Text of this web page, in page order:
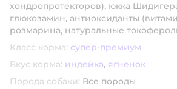
хондропротекторов), юкка
глюкозамин, антиоксиданты
розмарина, натуральные
Класс корма: супер-премиум
Вкус корма: индейка, ягненок
Порода собаки: Все породы